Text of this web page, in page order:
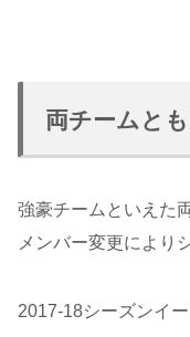
両チームと
強豪チームといえた
メンバー変更により
2017-18シーズンイ